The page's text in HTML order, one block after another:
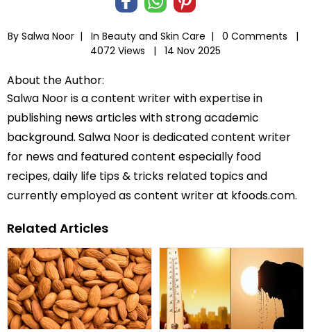
By Salwa Noor | In Beauty and Skin Care |
0 Comments |
4072 Views |
14 Nov 2025
About the Author:
Salwa Noor is a content writer with expertise in
publishing news articles with strong academic
background. Salwa Noor is dedicated content writer
for news and featured content especially food
recipes, daily life tips & tricks related topics and
currently employed as content writer at kfoods.com.
Related Articles